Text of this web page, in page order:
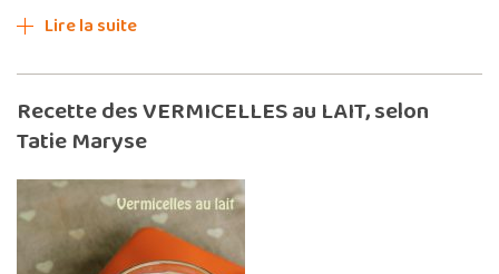
Lire la suite
Recette des VERMICELLES au LAIT, selon
Tatie Maryse